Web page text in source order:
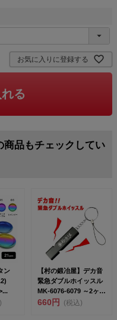
お気に入りに登録する
る
商品もチェックしてい
ン
【村の鍛冶屋】デカ音
緊急ダブルホイッスル
MK-6076-6079 ～2ヶ所
から音...
660円 (税込)